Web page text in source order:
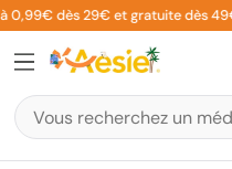
Aller
au
contenu
dès 29€ et gratuite dès 49€ !